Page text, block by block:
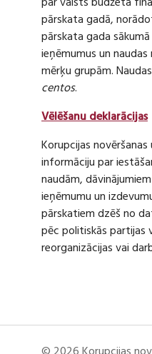
pārskata gadā,
pārskata gada
ieņēmumus un
mērķu grupām.
centos.
Vēlēšanu deklarācijas
Korupcijas
informāciju par
naudām,
ieņēmumu un
pārskatiem dzēš no
pēc politiskās partijas
reorganizācijas vai